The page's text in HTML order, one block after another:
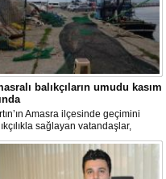
balıkçıların umudu kasım
Amasra ilçesinde geçimini
sağlayan vatandaşlar,
kötü başlamasından şikayet